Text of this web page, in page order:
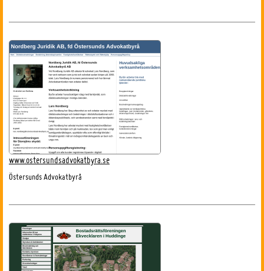
www.ostersundsadvokatbyra.se
Östersunds Advokatbyrå